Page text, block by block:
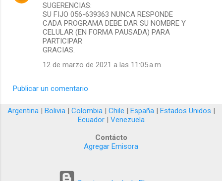
SUGERENCIAS:
SU FIJO 056-639363 NUNCA RESPONDE
CADA PROGRAMA DEBE DAR SU NOMBRE Y
CELULAR (EN FORMA PAUSADA) PARA
PARTICIPAR
GRACIAS.
12 de marzo de 2021 a las 11:05 a.m.
Publicar un comentario
Argentina| Bolivia| Colombia| Chile | España| Estados Unidos |
Ecuador| Venezuela
Contácto
Agregar Emisora